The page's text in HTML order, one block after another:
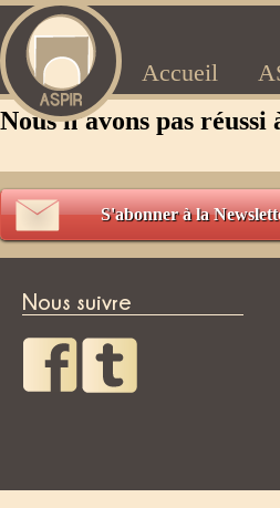
Accueil
Nous n'avons pas
S'abonner à la
Nous suivre